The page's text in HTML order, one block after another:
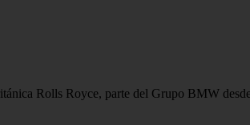
Rolls Royce, parte del Grupo BMW